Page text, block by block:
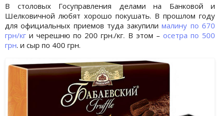
В столовых Госуправления делами на Банковой и
Шелковичной любят хорошо покушать. В прошлом году
для официальных приемов туда закупилималину по 670
грн/кг и черешню по 200 грн./кг. В этом – осетра по 500
грн. и сыр по 400 грн.